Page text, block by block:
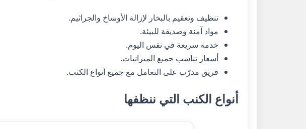
تنظيف وتعقيم بالبخار لإزالة الأوساخ والجراثيم.
مواد آمنة وصديقة للبيئة.
خدمة سريعة في نفس اليوم.
أسعار تناسب جميع الميزانيات.
فريق مدرّب على التعامل مع جميع أنواع الكنب.
أنواع الكنب التي ننظفها